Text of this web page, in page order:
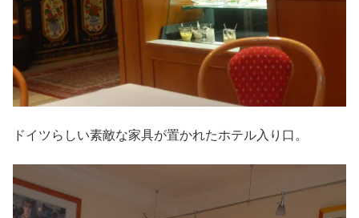
ドイツらしい素敵な家具が置かれたホテル入り口。